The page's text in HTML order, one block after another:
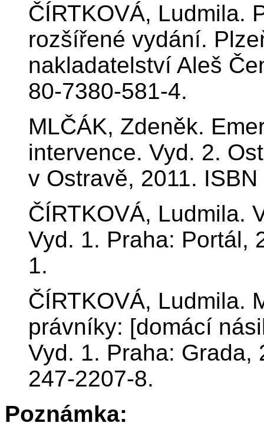
ČÍRTKOVÁ, Ludmila.
rozšířené vydání.
nakladatelství Aleš
80-7380-581-4.
MLČÁK, Zdeněk.
intervence. Vyd. 2.
v Ostravě, 2011.
ČÍRTKOVÁ, Ludmila.
Vyd. 1. Praha: Portál,
1.
ČÍRTKOVÁ, Ludmila.
právníky: [domácí
Vyd. 1. Praha: Grada,
247-2207-8.
Poznámka: